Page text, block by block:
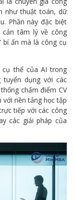
như thuật toán, dữ
Phần này đặc biệt
tâm lý về công
bí ẩn mà là công cụ
cụ thể của AI trong
tuyển dụng với các
chấm điểm CV
nền tảng học tập
tiếp với các công
các giải pháp của